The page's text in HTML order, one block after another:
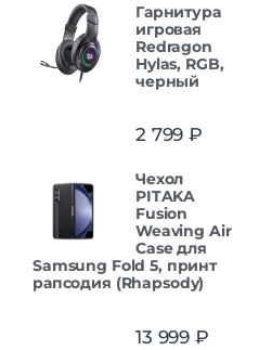
Гарнитура
игровая
Redragon
Hylas, RGB,
черный
2 799 ₽
Чехол
PITAKA
Fusion
Weaving Air
Case для
Samsung Fold 5, принт
рапсодия (Rhapsody)
13 999 ₽